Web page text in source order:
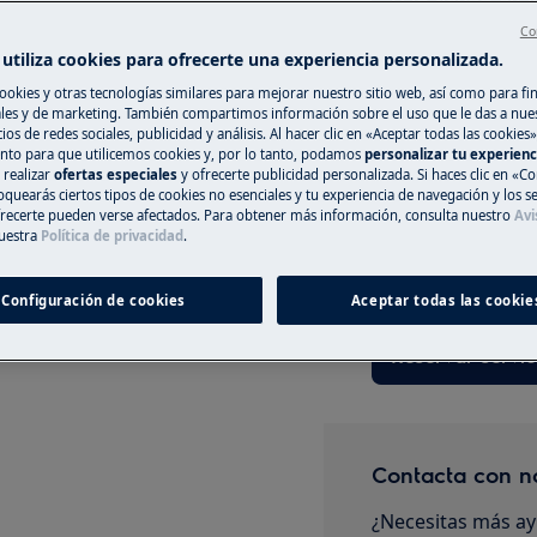
desactive el aparato
Registra online
Si no encuentras
registrar online
reparar tu
tener costes
naturaleza de la
Reservar
Contacta con
¿Necesitas más
utiliza cookies para ofrecerte una experiencia personalizada.
y otras tecnologías similares para mejorar nuestro sitio web, así como para
y de marketing. También compartimos información sobre el uso que le das a
de redes sociales, publicidad y análisis. Al hacer clic en «Aceptar todas las
para que utilicemos cookies y, por lo tanto, podamos personalizar tu
realizar ofertas especiales y ofrecerte publicidad personalizada. Si haces clic en
ciertos tipos de cookies no esenciales y tu experiencia de navegación y los
pueden verse afectados. Para obtener más información, consulta nuestro
Política de privacidad .
Configuración de cookies Aceptar todas las